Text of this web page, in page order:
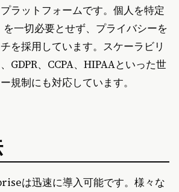
ラットフォームです。個人を特定
一切必要とせず、プライバシーを
を採用しています。スケーラビリ
GDPR、CCPA、HIPAAといった世
規制にも対応しています。
は迅速に導入可能です。様々な